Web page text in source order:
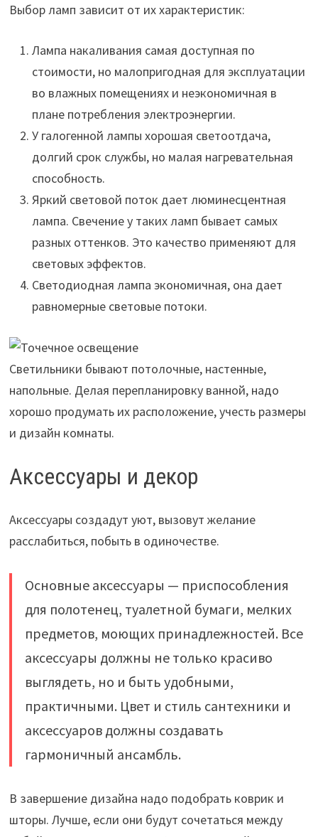
Выбор ламп зависит от их характеристик:
Лампа накаливания самая доступная по
стоимости, но малопригодная для эксплуатации
во влажных помещениях и неэкономичная в
плане потребления электроэнергии.
У галогенной лампы хорошая светоотдача,
долгий срок службы, но малая нагревательная
способность.
Яркий световой поток дает люминесцентная
лампа. Свечение у таких ламп бывает самых
разных оттенков. Это качество применяют для
световых эффектов.
Светодиодная лампа экономичная, она дает
равномерные световые потоки.
Светильники бывают потолочные, настенные,
напольные. Делая перепланировку ванной, надо
хорошо продумать их расположение, учесть размеры
и дизайн комнаты.
Аксессуары и декор
Аксессуары создадут уют, вызовут желание
расслабиться, побыть в одиночестве.
Основные аксессуары — приспособления
для полотенец, туалетной бумаги, мелких
предметов, моющих принадлежностей. Все
аксессуары должны не только красиво
выглядеть, но и быть удобными,
практичными. Цвет и стиль сантехники и
аксессуаров должны создавать
гармоничный ансамбль.
В завершение дизайна надо подобрать коврик и
шторы. Лучше, если они будут сочетаться между